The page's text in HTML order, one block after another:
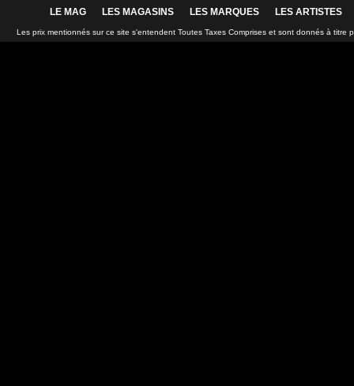
LE MAG LES MAGASINS LES MARQUES LES ARTISTES
Les prix mentionnés sur ce site s'entendent Toutes Taxes Comprises et sont donnés à